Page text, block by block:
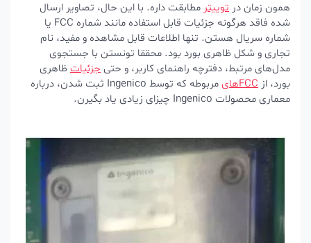
همون زمان درتوییترمطابقت داره. با این حال، تصاویر ارسال
شده فاقد هرگونه جزئیات قابل استفاده مانند شماره FCC یا
شماره سریال هستن.تنها اطلاعات قابل مشاهده و مفید، نام
تجاری و شکل ظاهری بورد بود. محققا تونستن با جستجوی
مدل‌های مرتبط، دفترچه راهنمای کاربر، و حتی جزئیاتظاهری
بورد، ازFCC‌های
مربوطه که توسط Ingenico ثبت شدن، درباره
معماری محصولات Ingenico چیزای زیادی یاد بگیرن.